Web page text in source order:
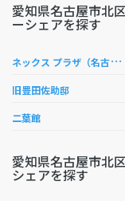
愛知県名古屋市北
ーシェアを探す
ネ
ックス プラザ（名古屋高速道路広報資料センター）
旧豊田佐助邸
二葉館
愛知県名古屋市北
シェアを探す